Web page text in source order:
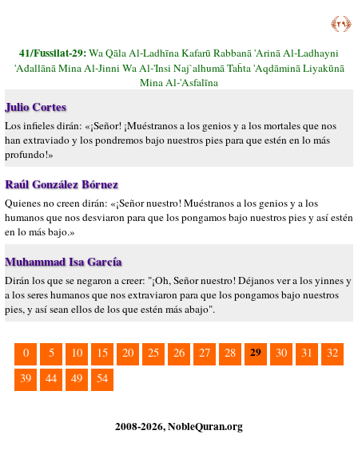
﴿٢٩﴾
41/Fussilat-29:Wa Qāla Al-Ladhīna Kafarū Rabbanā 'Arinā Al-Ladhayni
'Ađallānā Mina Al-Jinni Wa Al-'Insi Naj`alhumā Taĥta 'Aqdāminā Liyakūnā
Mina Al-'Asfalīna
Julio Cortes
Los infieles dirán: «¡Señor! ¡Muéstranos a los genios y a los mortales que nos
han extraviado y los pondremos bajo nuestros pies para que estén en lo más
profundo!»
Raúl González Bórnez
Quienes no creen dirán: «¡Señor nuestro! Muéstranos a los genios y a los
humanos que nos desviaron para que los pongamos bajo nuestros pies y así estén
en lo más bajo.»
Muhammad Isa García
Dirán los que se negaron a creer: "¡Oh, Señor nuestro! Déjanos ver a los yinnes y
a los seres humanos que nos extraviaron para que los pongamos bajo nuestros
pies, y así sean ellos de los que estén más abajo".
0 5 10 15 20 25 26 27 28 29 30 31
32
39
44 49 54
2008-2026, NobleQuran.org